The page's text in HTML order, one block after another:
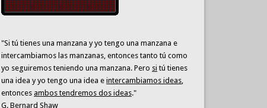
"Si tú tienes una manzana y yo tengo una manzana e
intercambiamos las manzanas, entonces tanto tú como
yo seguiremos teniendo una manzana. Pero si tú tienes
una idea y yo tengo una idea eintercambiamos ideas,
entoncesambos tendremos dos ideas."
G. Bernard Shaw